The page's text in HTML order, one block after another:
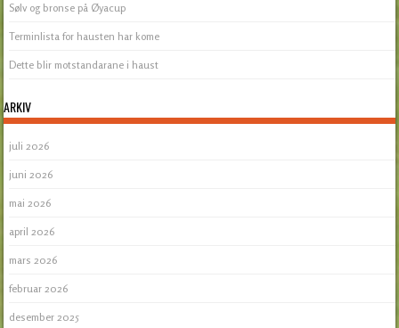
Sølv og bronse på Øyacup
Terminlista for hausten har kome
Dette blir motstandarane i haust
ARKIV
juli 2026
juni 2026
mai 2026
april 2026
mars 2026
februar 2026
desember 2025